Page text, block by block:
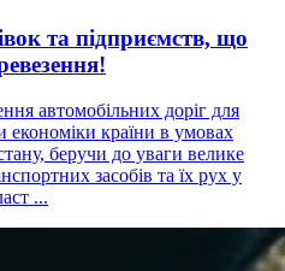
та підприємств, що
автомобільних доріг для
економіки країни в умовах
беручи до уваги велике
засобів та їх рух у
...